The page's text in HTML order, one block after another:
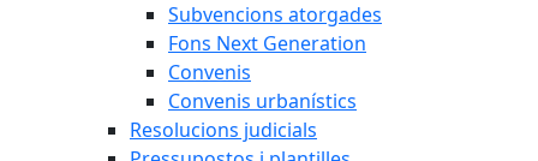
Subvencions atorgades
Fons Next Generation
Convenis
Convenis urbanístics
Resolucions judicials